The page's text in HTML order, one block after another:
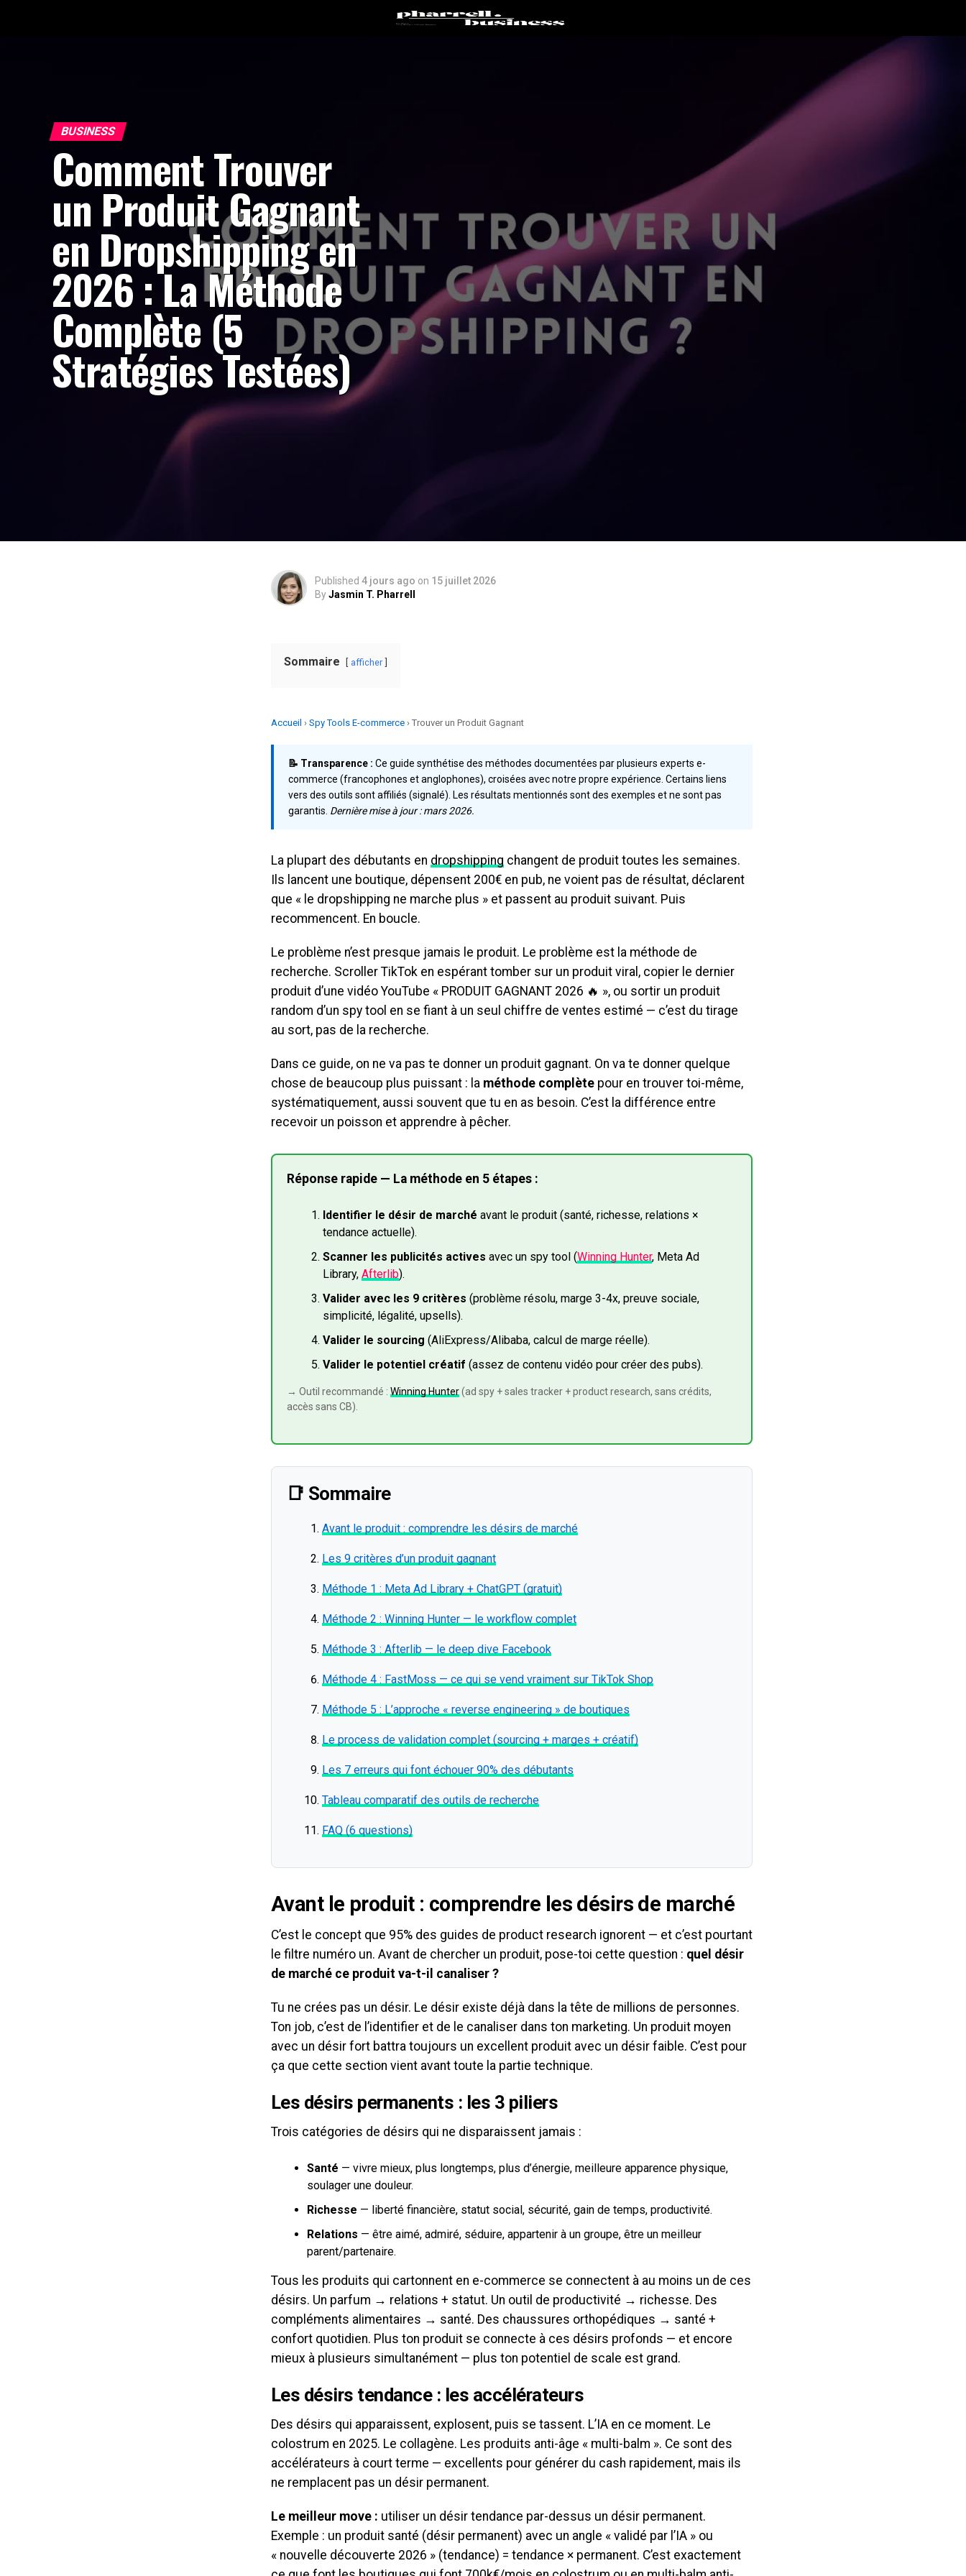
BUSINESS
Comment Trouver
un Produit Gagnant
en Dropshipping en
2026 : La Méthode
Complète (5
Stratégies Testées)
Published 4 jours ago on 15 juillet 2026
ByJasmin T. Pharrell
Sommaire afficher
Accueil › Spy Tools E-commerce › Trouver un Produit Gagnant
📝 Transparence : Ce guide synthétise des méthodes documentées par plusieurs experts e-
commerce (francophones et anglophones), croisées avec notre propre expérience. Certains liens
vers des outils sont affiliés (signalé). Les résultats mentionnés sont des exemples et ne sont pas
garantis. Dernière mise à jour : mars 2026.
La plupart des débutants en dropshipping changent de produit toutes les semaines.
Ils lancent une boutique, dépensent 200€ en pub, ne voient pas de résultat, déclarent
que « le dropshipping ne marche plus » et passent au produit suivant. Puis
recommencent. En boucle.
Le problème n’est presque jamais le produit. Le problème est la méthode de
recherche. Scroller TikTok en espérant tomber sur un produit viral, copier le dernier
produit d’une vidéo YouTube « PRODUIT GAGNANT 2026 🔥 », ou sortir un produit
random d’un spy tool en se fiant à un seul chiffre de ventes estimé — c’est du tirage
au sort, pas de la recherche.
Dans ce guide, on ne va pas te donner un produit gagnant. On va te donner quelque
chose de beaucoup plus puissant : la méthode complète pour en trouver toi-même,
systématiquement, aussi souvent que tu en as besoin. C’est la différence entre
recevoir un poisson et apprendre à pêcher.
Réponse rapide — La méthode en 5 étapes :
Identifier le désir de marché avant le produit (santé, richesse, relations ×
tendance actuelle).
Scanner les publicités actives avec un spy tool (Winning Hunter, Meta Ad
Library, Afterlib).
Valider avec les 9 critères (problème résolu, marge 3-4x, preuve sociale,
simplicité, légalité, upsells).
Valider le sourcing (AliExpress/Alibaba, calcul de marge réelle).
Valider le potentiel créatif (assez de contenu vidéo pour créer des pubs).
→ Outil recommandé : Winning Hunter(ad spy + sales tracker + product research, sans crédits,
accès sans CB).
📑 Sommaire
Avant le produit : comprendre les désirs de marché
Les 9 critères d’un produit gagnant
Méthode 1 : Meta Ad Library + ChatGPT (gratuit)
Méthode 2 : Winning Hunter — le workflow complet
Méthode 3 : Afterlib — le deep dive Facebook
Méthode 4 : FastMoss — ce qui se vend vraiment sur TikTok Shop
Méthode 5 : L’approche « reverse engineering » de boutiques
Le process de validation complet (sourcing + marges + créatif)
Les 7 erreurs qui font échouer 90% des débutants
Tableau comparatif des outils de recherche
FAQ (6 questions)
Avant le produit : comprendre les désirs de marché
C’est le concept que 95% des guides de product research ignorent — et c’est pourtant
le filtre numéro un. Avant de chercher un produit, pose-toi cette question : quel désir
de marché ce produit va-t-il canaliser ?
Tu ne crées pas un désir. Le désir existe déjà dans la tête de millions de personnes.
Ton job, c’est de l’identifier et de le canaliser dans ton marketing. Un produit moyen
avec un désir fort battra toujours un excellent produit avec un désir faible. C’est pour
ça que cette section vient avant toute la partie technique.
Les désirs permanents : les 3 piliers
Trois catégories de désirs qui ne disparaissent jamais :
Santé — vivre mieux, plus longtemps, plus d’énergie, meilleure apparence physique,
soulager une douleur.
Richesse — liberté financière, statut social, sécurité, gain de temps, productivité.
Relations — être aimé, admiré, séduire, appartenir à un groupe, être un meilleur
parent/partenaire.
Tous les produits qui cartonnent en e-commerce se connectent à au moins un de ces
désirs. Un parfum → relations + statut. Un outil de productivité → richesse. Des
compléments alimentaires → santé. Des chaussures orthopédiques → santé +
confort quotidien. Plus ton produit se connecte à ces désirs profonds — et encore
mieux à plusieurs simultanément — plus ton potentiel de scale est grand.
Les désirs tendance : les accélérateurs
Des désirs qui apparaissent, explosent, puis se tassent. L’IA en ce moment. Le
colostrum en 2025. Le collagène. Les produits anti-âge « multi-balm ». Ce sont des
accélérateurs à court terme — excellents pour générer du cash rapidement, mais ils
ne remplacent pas un désir permanent.
Le meilleur move : utiliser un désir tendance par-dessus un désir permanent.
Exemple : un produit santé (désir permanent) avec un angle « validé par l’IA » ou
« nouvelle découverte 2026 » (tendance) = tendance × permanent. C’est exactement